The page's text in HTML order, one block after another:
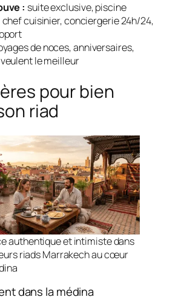
: suite exclusive, piscine
cuisinier, conciergerie 24h/24,
de noces, anniversaires,
le meilleur
pour bien
riad
authentique et intimiste dans
riads Marrakech au cœur
dans la médina